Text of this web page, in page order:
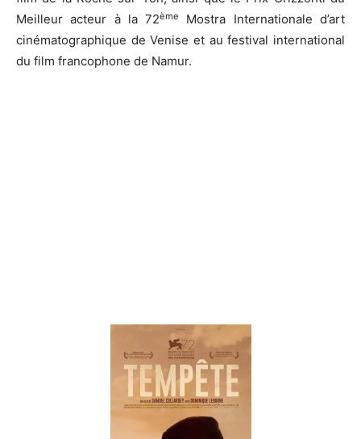
Meilleur acteur à la 72ème
Mostra Internationale d’art
cinématographique de Venise et au festival international
du film francophone de Namur.